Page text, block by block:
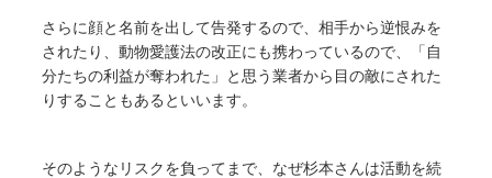
さらに顔と名前を出して告発するので、相手から逆恨みを
されたり、動物愛護法の改正にも携わっているので、「自
分たちの利益が奪われた」と思う業者から目の敵にされた
りすることもあるといいます。
そのようなリスクを負ってまで、なぜ杉本さんは活動を続